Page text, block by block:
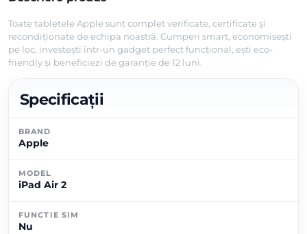
Toate tabletele Apple sunt complet verificate, certificate și
recondiționate de echipa noastră. Cumperi smart, economisești
pe loc, investești într-un gadget perfect funcțional, ești eco-
friendly și beneficiezi de garanție de 12 luni.
Specificații
BRAND
Apple
MODEL
iPad Air 2
FUNCTIE SIM
Nu